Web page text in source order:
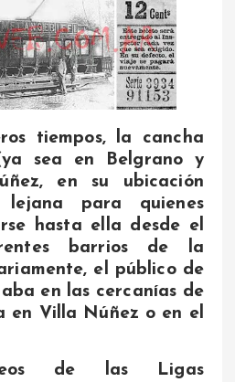
tiempos, la cancha
sea en Belgrano y
en su ubicación
para quienes
hasta ella desde el
barrios de la
el público de
en las cercanías de
en Villa Núñez o en el
de las Ligas